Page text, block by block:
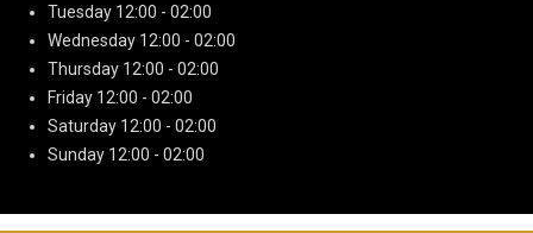
Tuesday 12:00 - 02:00
Wednesday 12:00 - 02:00
Thursday 12:00 - 02:00
Friday 12:00 - 02:00
Saturday 12:00 - 02:00
Sunday 12:00 - 02:00